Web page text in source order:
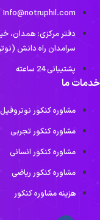
Info@notruphil.com
دفتر مرکزی: همدان،
سرامدان راه دانش
پشتیبانی 24 ساعته
ما
مشاوره کنکور نوتروفیل
مشاوره کنکور تجربی
مشاوره کنکور انسانی
مشاوره کنکور ریاضی
هزینه مشاوره کنکور